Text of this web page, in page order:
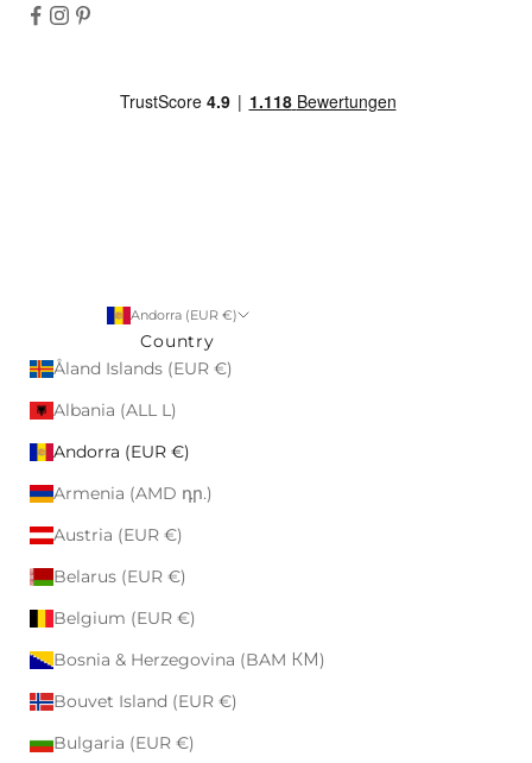
Andorra (EUR €)
Country
Åland Islands (EUR €)
Albania (ALL L)
Andorra (EUR €)
Armenia (AMD դր.)
Austria (EUR €)
Belarus (EUR €)
Belgium (EUR €)
Bosnia & Herzegovina (BAM КМ)
Bouvet Island (EUR €)
Bulgaria (EUR €)